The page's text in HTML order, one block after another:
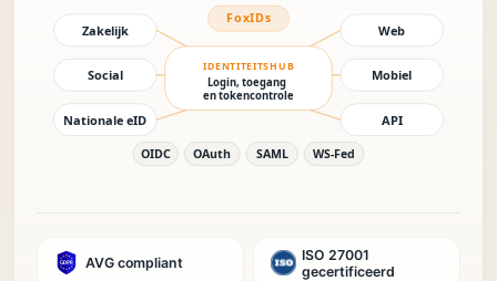
AVG compliant
ISO 27001
gecertificeerd